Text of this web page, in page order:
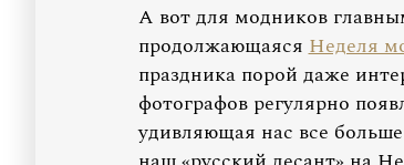
А вот для модников
продолжающаясяНеделя
праздника порой даже
фотографов регулярно
удивляющая нас все